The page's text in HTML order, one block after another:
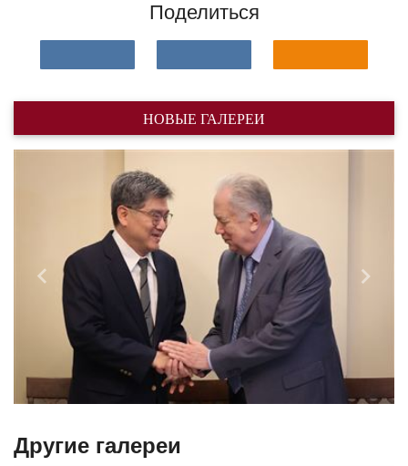
Поделиться
НОВЫЕ ГАЛЕРЕИ
Назад
Другие галереи